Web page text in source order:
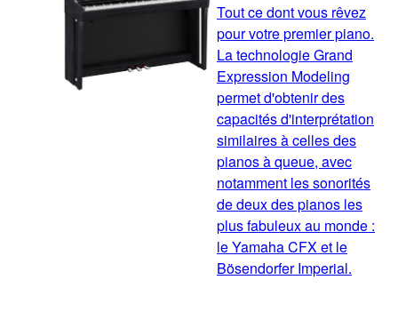
Tout ce dont vous rêvez
pour votre premier piano.
La technologie Grand
Expression Modeling
permet d'obtenir des
capacités d'interprétation
similaires à celles des
pianos à queue, avec
notamment les sonorités
de deux des pianos les
plus fabuleux au monde :
le Yamaha CFX et le
Bösendorfer Imperial.